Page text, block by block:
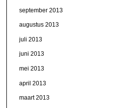
september 2013
augustus 2013
juli 2013
juni 2013
mei 2013
april 2013
maart 2013